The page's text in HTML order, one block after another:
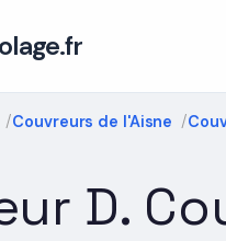
Couvreurs de l'Aisne
D.